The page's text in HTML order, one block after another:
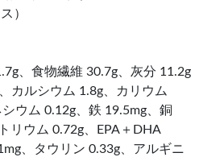
）
、食物繊維 30.7g、灰分 11.2g
カルシウム 1.8g、カリウム
ウム 0.12g、鉄 19.5mg、銅
リウム 0.72g、EPA＋DHA
、タウリン 0.33g、アルギニ